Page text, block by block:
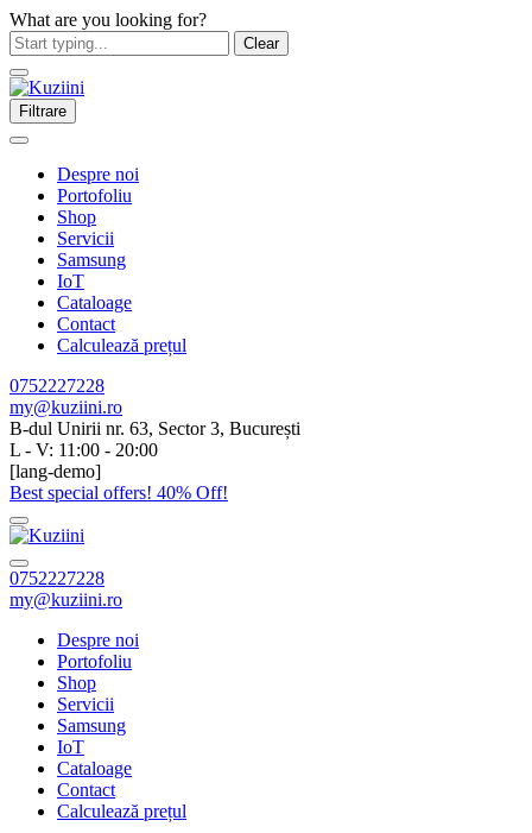
What are you looking for?
Clear
Filtrare
Despre noi
Portofoliu
Shop
Servicii
Samsung
IoT
Cataloage
Contact
Calculează prețul
0752227228
my@kuziini.ro
B-dul Unirii nr. 63, Sector 3, București
L - V: 11:00 - 20:00
[lang-demo]
Best special offers! 40% Off!
0752227228
my@kuziini.ro
Despre noi
Portofoliu
Shop
Servicii
Samsung
IoT
Cataloage
Contact
Calculează prețul